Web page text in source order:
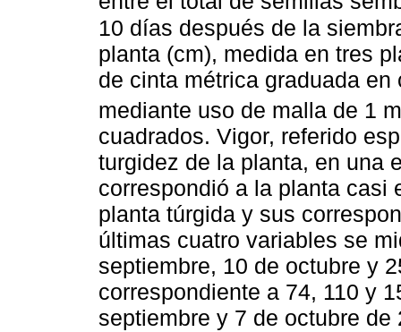
10 días después de la
planta (cm), medida en tres
de cinta métrica graduada
mediante uso de malla de 1 m
cuadrados. Vigor, referido
turgidez de la planta, en una
correspondió a la planta casi
planta túrgida y sus
últimas cuatro variables se
septiembre, 10 de octubre y
correspondiente a 74, 110 y
septiembre y 7 de octubre